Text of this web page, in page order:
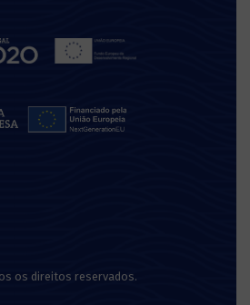
os direitos reservados.